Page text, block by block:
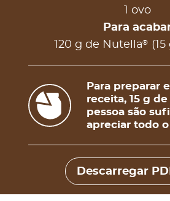
1 ovo
Para
120 g de Nutella®
Para preparar
receita, 15 g
pessoa são
apreciar todo
Descarregar